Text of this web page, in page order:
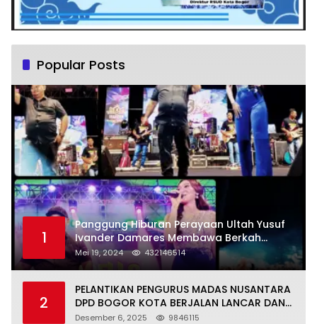
Popular Posts
1
Panggung Hiburan Perayaan Ultah Yusuf
Ivander Damares Membawa Berkah
Warga Kejapanan
Mei 19, 2024 432146514
2
PELANTIKAN PENGURUS MADAS NUSANTARA
DPD BOGOR KOTA BERJALAN LANCAR DAN
KHIDMAT
Desember 6, 2025 9846115